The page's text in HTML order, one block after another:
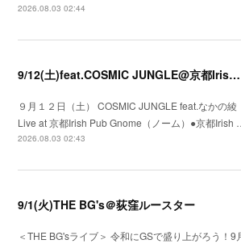
2026.08.03 02:44
9/12(土)feat.COSMIC JUNGLE@京都Irish Pub Gnome（ノーム）
９月１２日（土） COSMIC JUNGLE feat.なかの綾
Live at 京都Irish Pub Gnome（ノーム）●京都Irish
2026.08.03 02:43
9/1(火)THE BG's＠荻窪ルースター
＜THE BG'sライブ＞ 令和にGSで盛り上がろう！9